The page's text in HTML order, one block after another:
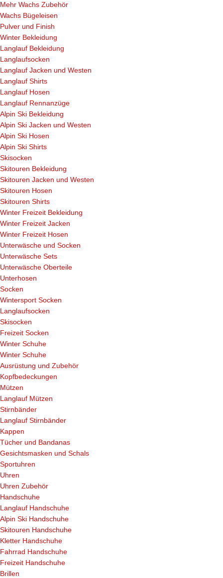
Mehr Wachs Zubehör
Wachs Bügeleisen
Pulver und Finish
Winter Bekleidung
Langlauf Bekleidung
Langlaufsocken
Langlauf Jacken und Westen
Langlauf Shirts
Langlauf Hosen
Langlauf Rennanzüge
Alpin Ski Bekleidung
Alpin Ski Jacken und Westen
Alpin Ski Hosen
Alpin Ski Shirts
Skisocken
Skitouren Bekleidung
Skitouren Jacken und Westen
Skitouren Hosen
Skitouren Shirts
Winter Freizeit Bekleidung
Winter Freizeit Jacken
Winter Freizeit Hosen
Unterwäsche und Socken
Unterwäsche Sets
Unterwäsche Oberteile
Unterhosen
Socken
Wintersport Socken
Langlaufsocken
Skisocken
Freizeit Socken
Winter Schuhe
Winter Schuhe
Ausrüstung und Zubehör
Kopfbedeckungen
Mützen
Langlauf Mützen
Stirnbänder
Langlauf Stirnbänder
Kappen
Tücher und Bandanas
Gesichtsmasken und Schals
Sportuhren
Uhren
Uhren Zubehör
Handschuhe
Langlauf Handschuhe
Alpin Ski Handschuhe
Skitouren Handschuhe
Kletter Handschuhe
Fahrrad Handschuhe
Freizeit Handschuhe
Brillen